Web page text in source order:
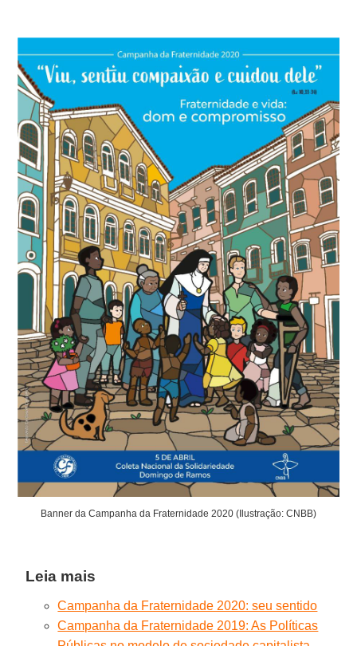
Banner da Campanha da Fraternidade 2020 (Ilustração: CNBB)
Leia mais
Campanha da Fraternidade 2020: seu sentido
Campanha da Fraternidade 2019: As Políticas